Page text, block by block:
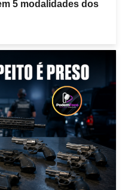
5 modalidades dos